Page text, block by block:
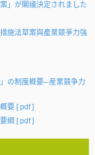
」が閣議決定されました
施法草案與產業競爭力強
の制度概要─産業競争力
要 [ pdf ]
綱 [ pdf ]